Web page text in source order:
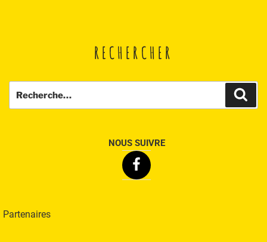
RECHERCHER
NOUS SUIVRE
Facebook
Partenaires